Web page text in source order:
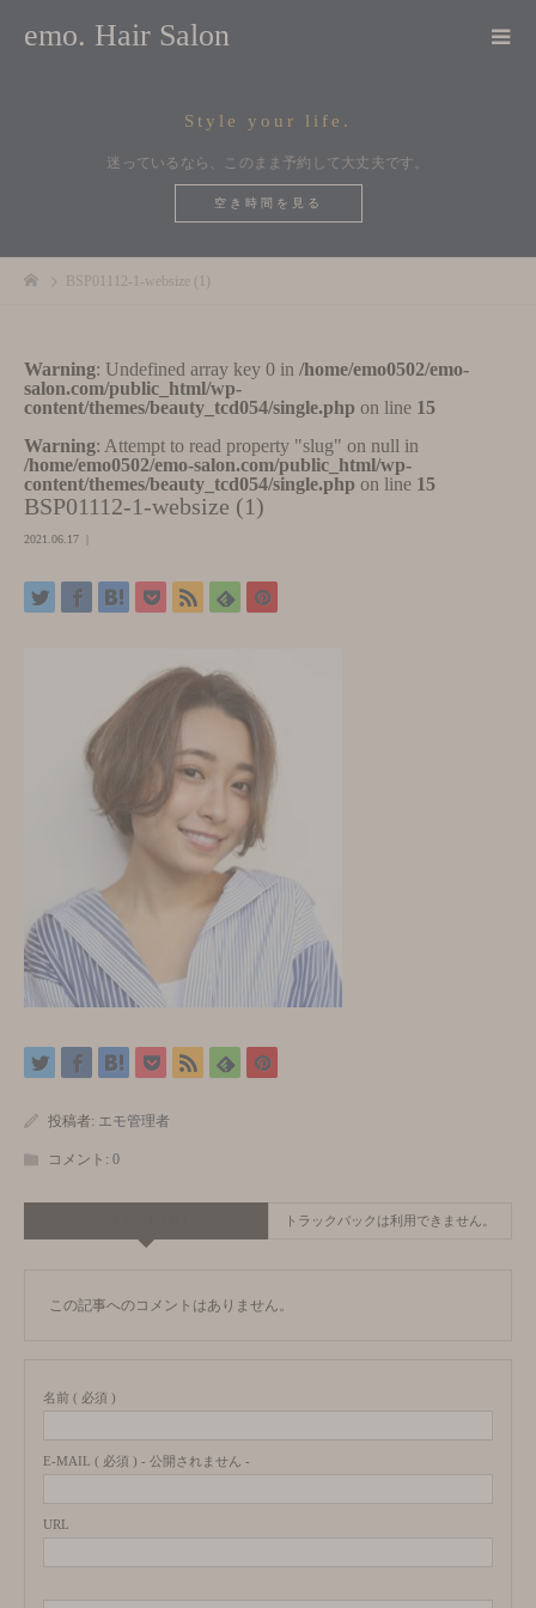
emo. Hair Salon
Style your life.
迷っているなら、このまま予約して大丈夫です。
空き時間を見る
BSP01112-1-websize (1)
Warning: Undefined array key 0 in /home/emo0502/emo-
salon.com/public_html/wp-
content/themes/beauty_tcd054/single.php on line 15
Warning: Attempt to read property "slug" on null in
/home/emo0502/emo-salon.com/public_html/wp-
content/themes/beauty_tcd054/single.php on line 15
BSP01112-1-websize (1)
2021.06.17
投稿者: エモ管理者
コメント: 0
トラックバックは利用できません。
この記事へのコメントはありません。
名前 ( 必須 )
E-MAIL ( 必須 ) - 公開されません -
URL